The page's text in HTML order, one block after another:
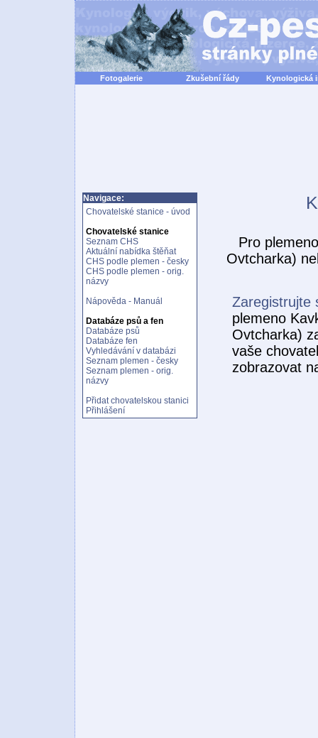
Fotogalerie Zkušební řády Kynologická
Navigace:
Chovatelské stanice - úvod
Chovatelské stanice
Seznam CHS
Aktuální nabídka štěňat
CHS podle plemen - česky
CHS podle plemen - orig.
názvy
Nápověda - Manuál
Databáze psů a fen
Databáze psů
Databáze fen
Vyhledávání v databázi
Seznam plemen - česky
Seznam plemen - orig.
názvy
Přidat chovatelskou stanici
Přihlášení
Pro
Ovtcharka)
Zaregistrujte
plemeno
Ovtcharka)
vaše
zobrazovat